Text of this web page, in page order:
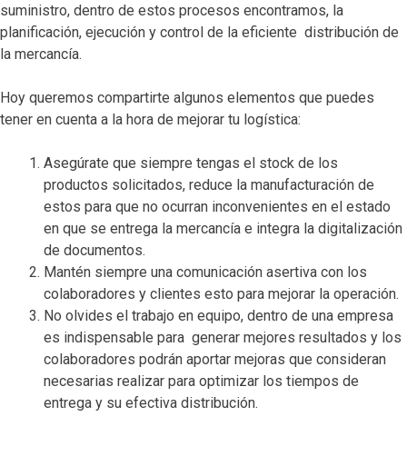
suministro, dentro de estos procesos encontramos, la
planificación, ejecución y control de la eficiente distribución de
la mercancía.
Hoy queremos compartirte algunos elementos que puedes
tener en cuenta a la hora de mejorar tu logística:
Asegúrate que siempre tengas el stock de los
productos solicitados, reduce la manufacturación de
estos para que no ocurran inconvenientes en el estado
en que se entrega la mercancía e integra la digitalización
de documentos.
Mantén siempre una comunicación asertiva con los
colaboradores y clientes esto para mejorar la operación.
No olvides el trabajo en equipo, dentro de una empresa
es indispensable para generar mejores resultados y los
colaboradores podrán aportar mejoras que consideran
necesarias realizar para optimizar los tiempos de
entrega y su efectiva distribución.